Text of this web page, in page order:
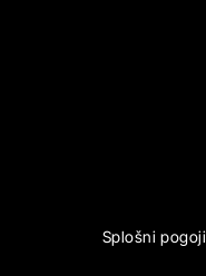
Splošni pogoji